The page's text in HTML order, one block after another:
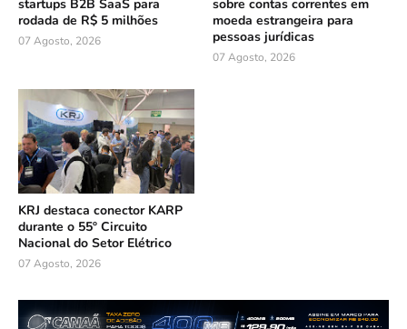
startups B2B SaaS para
rodada de R$ 5 milhões
07 Agosto, 2026
sobre contas correntes em
moeda estrangeira para
pessoas jurídicas
07 Agosto, 2026
KRJ destaca conector KARP
durante o 55º Circuito
Nacional do Setor Elétrico
07 Agosto, 2026